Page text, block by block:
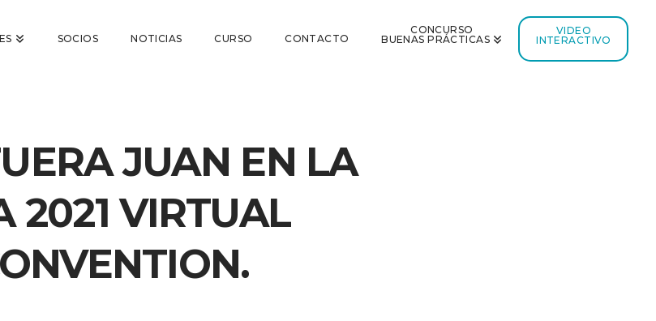
SOCIOS NOTICIAS CURSO CONTACTO
CONCURSO
BUENAS PRÁCTICAS
VIDEO
INTERACTIVO
JUAN EN LA
2021 VIRTUAL